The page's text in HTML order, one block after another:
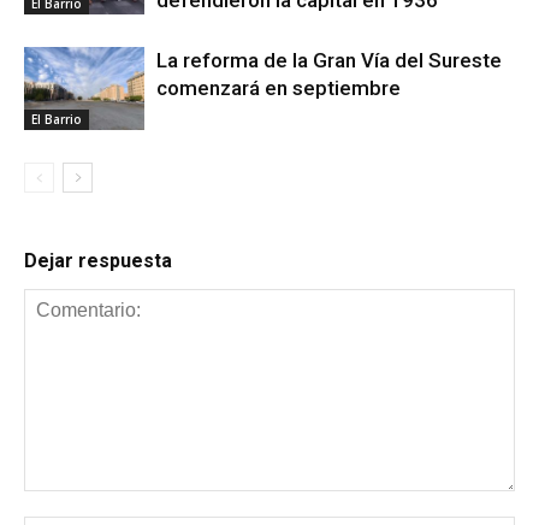
El Barrio
El Barrio
La reforma de la Gran Vía del Sureste
comenzará en septiembre
Dejar respuesta